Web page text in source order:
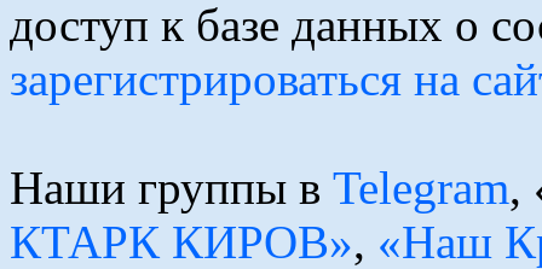
доступ к базе данных о
зарегистрироваться на
Наши группы в Telegram,
КТАРК КИРОВ», «Наш